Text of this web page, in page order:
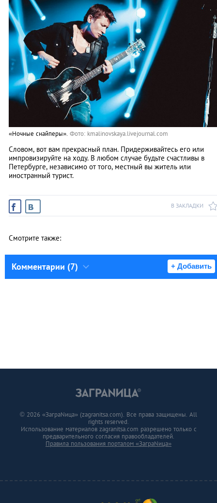
«Ночные снайперы». Фото: kmalinovskaya.livejournal.com
Словом, вот вам прекрасный план. Придерживайтесь его или
импровизируйте на ходу. В любом случае будьте счастливы в
Петербурге, независимо от того, местный вы житель или
иностранный турист.
В ЗАКЛАДКИ
Смотрите также:
Комментарии (7) + Добавить
© 2026 «ЗаграNица» (zagranitsa.com). Все права защищены. All
rights reserved.
Использование материалов zagranitsa.com разрешено только с
предварительного согласия правообладателей.
Правила пользования порталом «ЗаграNица»